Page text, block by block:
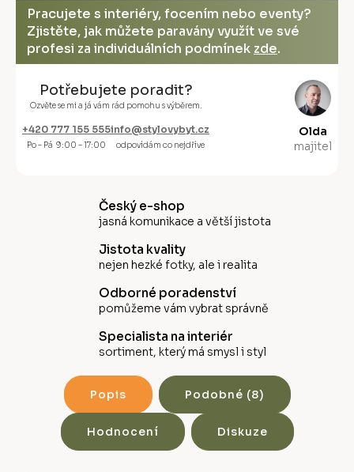
Pracujete s interiéry, focením nebo eventy?
Zjistěte, jak můžete paravány využít ve své
profesi za individuálních podmínek zde.
Potřebujete poradit?
Ozvěte se mi a já vám rád pomohu s výběrem.
+420 777 155 555
Po – Pá 9:00 – 17:00
info@stylovybyt.cz
odpovídám co nejdříve
Olda
majitel
Český e-shop
jasná komunikace a větší jistota
Jistota kvality
nejen hezké fotky, ale i realita
Odborné poradenství
pomůžeme vám vybrat správně
Specialista na interiér
sortiment, který má smysl i styl
Popis Podobné (8)
Hodnocení Diskuze